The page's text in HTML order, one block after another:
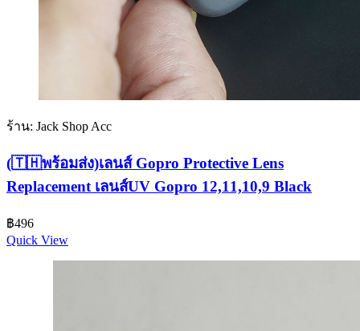
ร้าน: Jack Shop Acc
(🇹🇭พร้อมส่ง)เลนส์ Gopro Protective Lens
Replacement เลนส์UV Gopro 12,11,10,9 Black
฿496
Quick View